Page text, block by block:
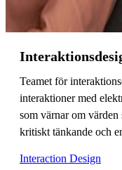
Teamet för
interaktioner med
som värnar om
kritiskt tänkande och
Interaction Design